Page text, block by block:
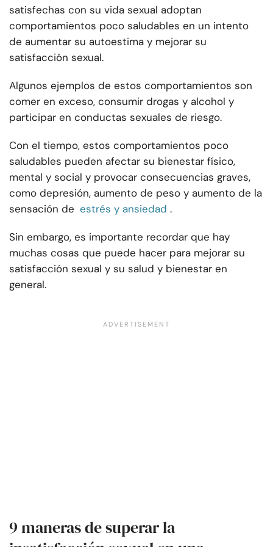
satisfechas con su vida sexual adoptan
comportamientos poco saludables en un intento
de aumentar su autoestima y mejorar su
satisfacción sexual.
Algunos ejemplos de estos comportamientos son
comer en exceso, consumir drogas y alcohol y
participar en conductas sexuales de riesgo.
Con el tiempo, estos comportamientos poco
saludables pueden afectar su bienestar físico,
mental y social y provocar consecuencias graves,
como depresión, aumento de peso y aumento de la
sensación de estrés y ansiedad .
Sin embargo, es importante recordar que hay
muchas cosas que puede hacer para mejorar su
satisfacción sexual y su salud y bienestar en
general.
9 maneras de superar la